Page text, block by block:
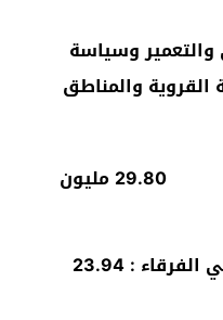
وسياسة
القروية والمناطق
29.80 مليون
مساهمة الجماعات وباقي الفرقاء : 23.94